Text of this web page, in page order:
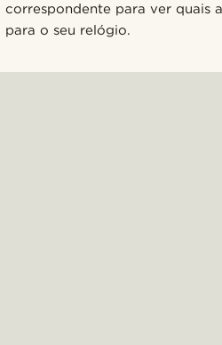
correspondente para ver quais
para o seu relógio.